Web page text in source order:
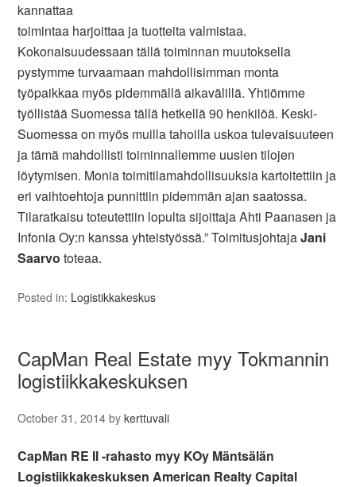
kannattaa
toimintaa harjoittaa ja tuotteita valmistaa.
Kokonaisuudessaan tällä toiminnan muutoksella
pystymme turvaamaan mahdollisimman monta
työpaikkaa myös pidemmällä aikavälillä. Yhtiömme
työllistää Suomessa tällä hetkellä 90 henkilöä. Keski-
Suomessa on myös muilla tahoilla uskoa tulevaisuuteen
ja tämä mahdollisti toiminnallemme uusien tilojen
löytymisen. Monia toimitilamahdollisuuksia kartoitettiin ja
eri vaihtoehtoja punnittiin pidemmän ajan saatossa.
Tilaratkaisu toteutettiin lopulta sijoittaja Ahti Paanasen ja
Infonia Oy:n kanssa yhteistyössä.” ToimitusjohtajaJani
Saarvototeaa.
Posted in: Logistikkakeskus
CapMan Real Estate myy Tokmannin
logistiikkakeskuksen
October 31, 2014 bykerttuvali
CapMan RE II -rahasto myy KOy Mäntsälän
Logistiikkakeskuksen American Realty Capital